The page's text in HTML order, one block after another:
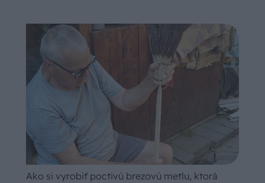
Ako si vyrobiť poctivú brezovú metlu, ktorá